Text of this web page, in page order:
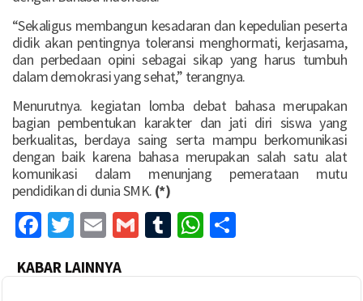
“Sekaligus membangun kesadaran dan kepedulian peserta
didik akan pentingnya toleransi menghormati, kerjasama,
dan perbedaan opini sebagai sikap yang harus tumbuh
dalam demokrasi yang sehat,” terangnya.
Menurutnya. kegiatan lomba debat bahasa merupakan
bagian pembentukan karakter dan jati diri siswa yang
berkualitas, berdaya saing serta mampu berkomunikasi
dengan baik karena bahasa merupakan salah satu alat
komunikasi dalam menunjang pemerataan mutu
pendidikan di dunia SMK. (*)
Facebook
Twitter
EmailGmailTumblrWhatsApp
KABAR LAINNYA